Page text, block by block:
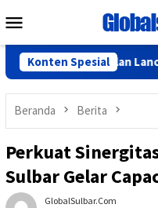
ke
Mobile
Konten Spesial
2026 Berjalan Lancar,
Beranda Berita
Perkuat
Sulbar Gelar
GlobalSulbar.com